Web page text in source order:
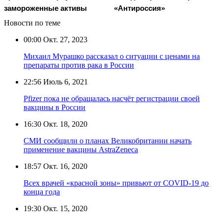
замороженные активы
«Антироссия»
Новости по теме
00:00 Окт. 27, 2023
Михаил Мурашко рассказал о ситуации с ценами на
препараты против рака в России
22:56 Июль 6, 2021
Pfizer пока не обращалась насчёт регистрации своей
вакцины в России
16:30 Окт. 18, 2020
СМИ сообщили о планах Великобритании начать
применение вакцины AstraZeneca
18:57 Окт. 16, 2020
Всех врачей «красной зоны» привьют от COVID-19 до
конца года
19:30 Окт. 15, 2020